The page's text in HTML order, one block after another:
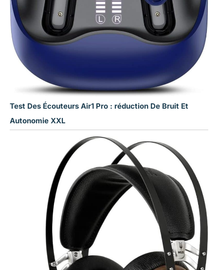
Test Des Écouteurs Air1 Pro : réduction De Bruit Et
Autonomie XXL